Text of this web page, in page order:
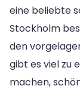
eine beliebte
Stockholm
den
gibt es viel zu
machen,